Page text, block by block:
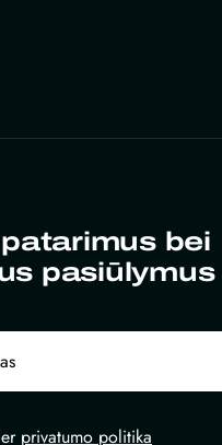
bei
pasiūlymus
privatumo politika